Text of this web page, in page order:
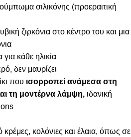
σιλικόνης (προεραιτική
ζιρκόνια στο κέντρο του και μια
κάθε ηλικία
δεν μαυρίζει
που ισορροπεί ανάμεσα στη
τη μοντέρνα λάμψη, ιδανική
κολόνιες και έλαια, όπως σε